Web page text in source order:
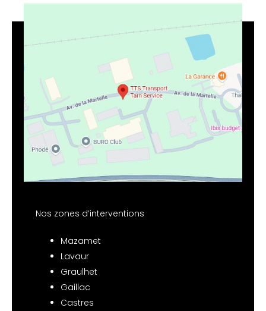
Nos zones d’interventions
Mazamet
Lavaur
Graulhet
Gaillac
Castres